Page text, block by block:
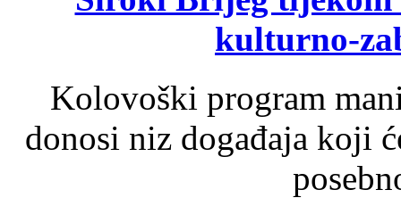
kulturno-
Kolovoški program
donosi niz događaja koji